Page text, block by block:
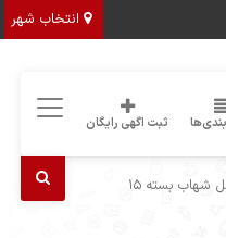
انتخاب شهر
ثبت اگهی رایگان
/ محصولات برچسب خورده “بست کابل شهاب بسته 15